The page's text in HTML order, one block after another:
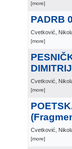
[more]
PADRB
Cvetković,
[more]
Cvetković,
[more]
Cvetković,
[more]